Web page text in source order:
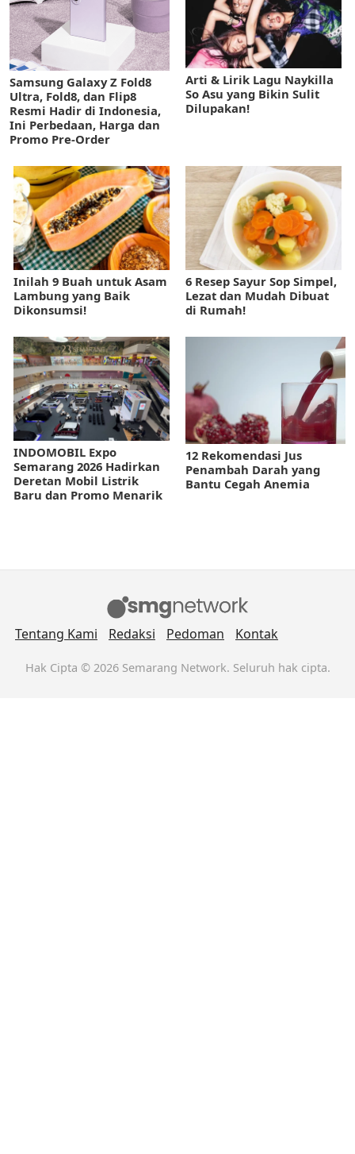
Samsung Galaxy Z Fold8
Ultra, Fold8, dan Flip8
Resmi Hadir di Indonesia,
Ini Perbedaan, Harga dan
Promo Pre-Order
Arti & Lirik Lagu Naykilla
So Asu yang Bikin Sulit
Dilupakan!
Inilah 9 Buah untuk Asam
Lambung yang Baik
Dikonsumsi!
6 Resep Sayur Sop Simpel,
Lezat dan Mudah Dibuat
di Rumah!
INDOMOBIL Expo
Semarang 2026 Hadirkan
Deretan Mobil Listrik
Baru dan Promo Menarik
12 Rekomendasi Jus
Penambah Darah yang
Bantu Cegah Anemia
Tentang Kami Redaksi Pedoman Kontak
Hak Cipta © 2026 Semarang Network. Seluruh hak cipta.